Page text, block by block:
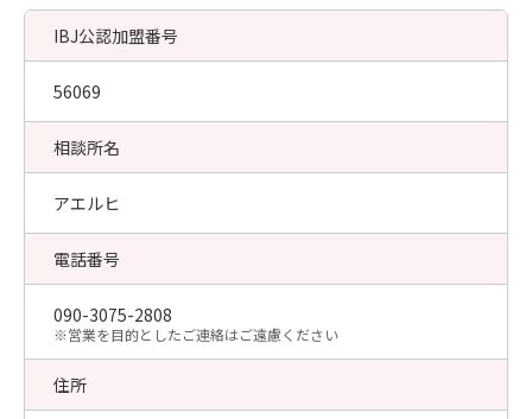
IBJ公認加盟番号
56069
相談所名
アエルヒ
電話番号
090-3075-2808
​※営業を目的としたご連絡はご遠慮ください
住所